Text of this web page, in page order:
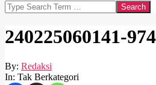
Search
240225060141-
By: Redaksi
In: Tak Berkategori